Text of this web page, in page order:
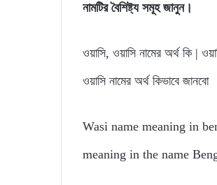
নামটির বৈশিষ্ট্য সমূহ জানুন।
ওয়াসি, ওয়াসি নামের অর্থ কি |
ওয়াসি নামের অর্থ কিভাবে জানবো
Wasi name meaning in
meaning in the name